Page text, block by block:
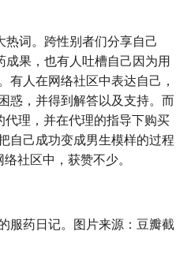
热词。跨性别者们分享自己
成果，也有人吐槽自己因为用
有人在网络社区中表达自己，
惑，并得到解答以及支持。而
理，并在代理的指导下购买
自己成功变成男生模样的过程
社区中，获赞不少。
服药日记。图片来源：豆瓣截